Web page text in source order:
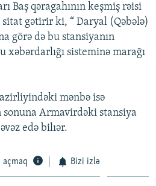
STANDARTLARIMIZ
Baş qəragahının keşmiş rəisi
gətirir ki, “ Daryal (Qəbələ)
görə də bu stansiyanın
xəbərdarlığı sisteminə marağı
mənbə isə
Armavirdəki stansiya
edə bilıər.
açmaq Bizi izlə